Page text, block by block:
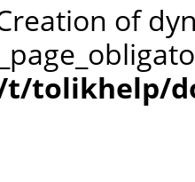
of
tolikhelp/